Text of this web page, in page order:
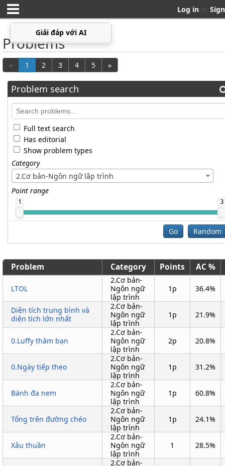
Log in or
Problems
« 1 2 3 4 5 »
Problem search
Full text search
Has editorial
Show problem types
Category
2.Cơ bản-Ngôn ngữ lập trình
Point range
1 3
Go Random
Problem Category Points AC %
LTOL
2.Cơ bản-
Ngôn ngữ
lập trình
1p 36.4%
Diện tích trung bình và
diện tích lớn nhất
2.Cơ bản-
Ngôn ngữ
lập trình
1p 21.9%
0.Luffy thăm bạn
2.Cơ bản-
Ngôn ngữ
lập trình
2p 20.8%
0.Ngày tiếp theo
2.Cơ bản-
Ngôn ngữ
lập trình
1p 31.2%
Bánh đa nem
2.Cơ bản-
Ngôn ngữ
lập trình
1p 60.8%
Tổng trên đường chéo
2.Cơ bản-
Ngôn ngữ
lập trình
1p 24.1%
Xâu thuần
2.Cơ bản-
Ngôn ngữ
lập trình
1 28.5%
2.Cơ bản-
▁
Giải đáp với AI